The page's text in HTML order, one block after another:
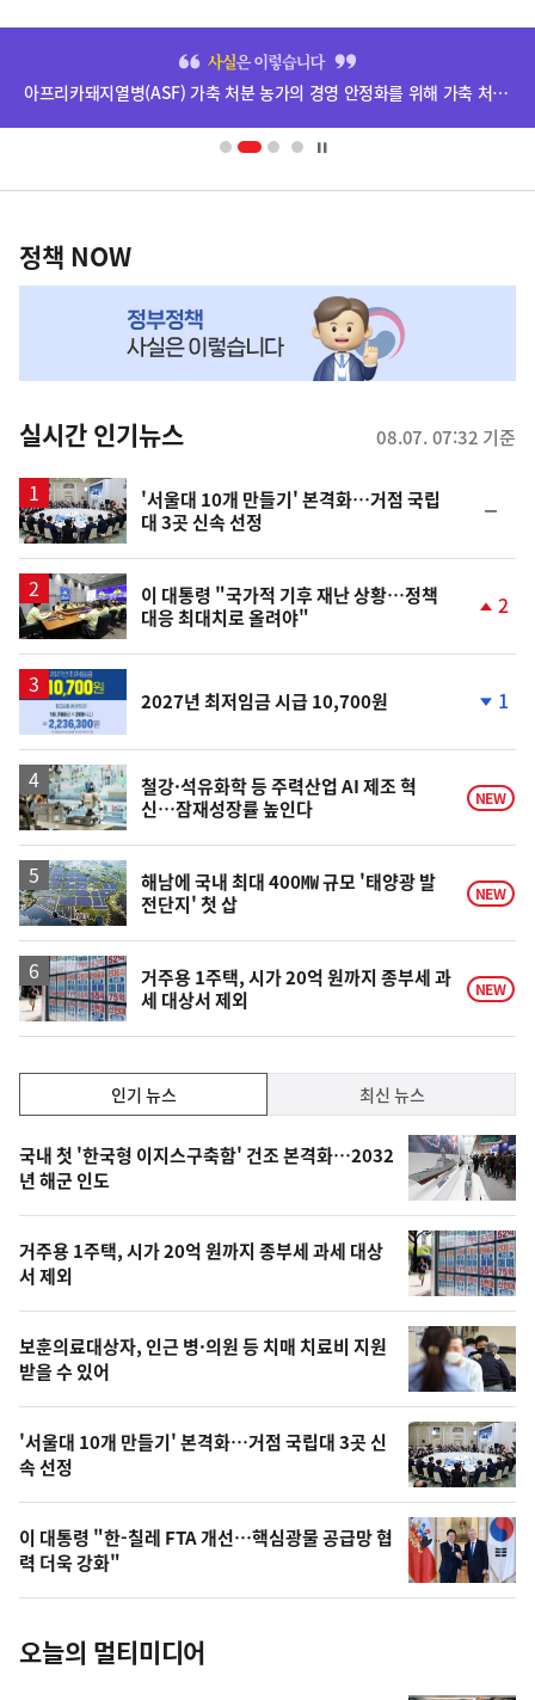
단
배
영
아프리카돼지열병(ASF) 가축 처분 농가의 경영 안정화를 위해 가축 처분 보상금을 신속하게 지급하겠습니다.
책
NOW,
뉴
스
정책 NOW
실시간 인기뉴스 08.07. 07:32 기준
'서울대 10개 만들기' 본격화…거점 국립
대 3곳 신속 선정
일
이 대통령 "국가적 기후 재난 상황…정책
대응 최대치로 올려야"
2
2027년 최저임금 시급 10,700원
락
1
철강·석유화학 등 주력산업 AI 제조 혁
신…잠재성장률 높인다
NEW
해남에 국내 최대 400㎿ 규모 '태양광 발
전단지' 첫 삽
NEW
거주용 1주택, 시가 20억 원까지 종부세 과
세 대상서 제외
NEW
기,
최
신,
늘
의
영
상
오
늘
의
사
진
인기 뉴스 최신 뉴스
기
뉴
스
국내 첫 '한국형 이지스구축함' 건조 본격화…2032
년 해군 인도
거주용 1주택, 시가 20억 원까지 종부세 과세 대상
서 제외
보훈의료대상자, 인근 병·의원 등 치매 치료비 지원
받을 수 있어
'서울대 10개 만들기' 본격화…거점 국립대 3곳 신
속 선정
이 대통령 "한-칠레 FTA 개선…핵심광물 공급망 협
력 더욱 강화"
오늘의 멀티미디어